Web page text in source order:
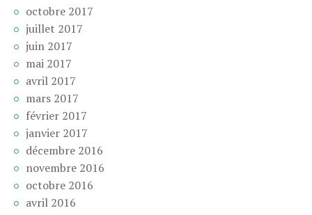
octobre 2017
juillet 2017
juin 2017
mai 2017
avril 2017
mars 2017
février 2017
janvier 2017
décembre 2016
novembre 2016
octobre 2016
avril 2016